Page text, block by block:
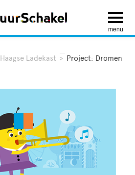
menu
Haagse Ladekast > Project: Dromen